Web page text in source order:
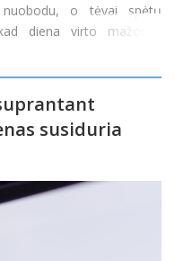
o tėvai spėtų
diena virto mažomis
veda į Ilzenbergo dvarą
šimta
susiduria